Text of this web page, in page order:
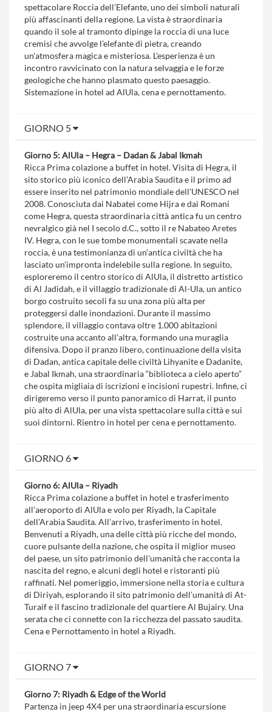
spettacolare Roccia dell’Elefante, uno dei simboli naturali
più affascinanti della regione. La vista è straordinaria
quando il sole al tramonto dipinge la roccia di una luce
cremisi che avvolge l’elefante di pietra, creando
un'atmosfera magica e misteriosa. L’esperienza è un
incontro ravvicinato con la natura selvaggia e le forze
geologiche che hanno plasmato questo paesaggio.
Sistemazione in hotel ad AlUla, cena e pernottamento.
GIORNO 5
Giorno 5: AlUla – Hegra – Dadan & Jabal Ikmah
Ricca Prima colazione a buffet in hotel. Visita di Hegra, il
sito storico più iconico dell’Arabia Saudita e il primo ad
essere inserito nel patrimonio mondiale dell’UNESCO nel
2008. Conosciuta dai Nabatei come Hijra e dai Romani
come Hegra, questa straordinaria città antica fu un centro
nevralgico già nel I secolo d.C., sotto il re Nabateo Aretes
IV. Hegra, con le sue tombe monumentali scavate nella
roccia, è una testimonianza di un’antica civiltà che ha
lasciato un’impronta indelebile sulla regione. In seguito,
esploreremo il centro storico di AlUla, il distretto artistico
di Al Jadidah, e il villaggio tradizionale di Al-Ula, un antico
borgo costruito secoli fa su una zona più alta per
proteggersi dalle inondazioni. Durante il massimo
splendore, il villaggio contava oltre 1.000 abitazioni
costruite una accanto all’altra, formando una muraglia
difensiva. Dopo il pranzo libero, continuazione della visita
di Dadan, antica capitale delle civiltà Lihyanite e Dadanite,
e Jabal Ikmah, una straordinaria “biblioteca a cielo aperto”
che ospita migliaia di iscrizioni e incisioni rupestri. Infine, ci
dirigeremo verso il punto panoramico di Harrat, il punto
più alto di AlUla, per una vista spettacolare sulla città e sui
suoi dintorni. Rientro in hotel per cena e pernottamento.
GIORNO 6
Giorno 6: AlUla – Riyadh
Ricca Prima colazione a buffet in hotel e trasferimento
all’aeroporto di AlUla e volo per Riyadh, la Capitale
dell’Arabia Saudita. All’arrivo, trasferimento in hotel.
Benvenuti a Riyadh, una delle città più ricche del mondo,
cuore pulsante della nazione, che ospita il miglior museo
del paese, un sito patrimonio dell'umanità che racconta la
nascita del regno, e alcuni degli hotel e ristoranti più
raffinati. Nel pomeriggio, immersione nella storia e cultura
di Diriyah, esplorando il sito patrimonio dell’umanità di At-
Turaif e il fascino tradizionale del quartiere Al Bujairy. Una
serata che ci connette con la ricchezza del passato saudita.
Cena e Pernottamento in hotel a Riyadh.
GIORNO 7
Giorno 7: Riyadh & Edge of the World
Partenza in jeep 4X4 per una straordinaria escursione